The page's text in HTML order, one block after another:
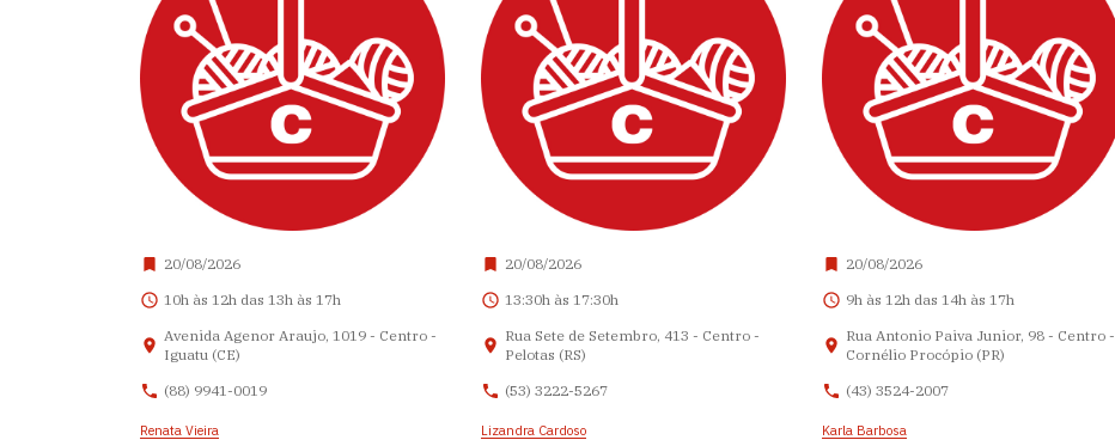
20/08/2026
10h às 12h das 13h às 17h
Avenida Agenor Araujo, 1019 - Centro -
Iguatu (CE)
(88) 9941-0019
Renata Vieira
20/08/2026
13:30h às 17:30h
Rua Sete de Setembro, 413 - Centro -
Pelotas (RS)
(53) 3222-5267
Lizandra Cardoso
20/08/2026
9h às 12h das 14h às 17h
Rua Antonio Paiva Junior, 98 - Centro -
Cornélio Procópio (PR)
(43) 3524-2007
Karla Barbosa